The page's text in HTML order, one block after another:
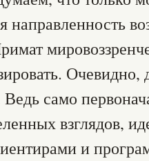
направленность
Очевидно,
само
взглядов,
и